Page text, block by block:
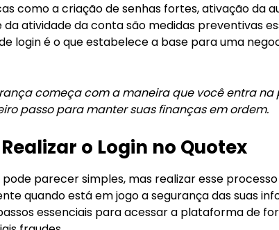
como a criação de senhas fortes, ativação da
atividade da conta são medidas preventivas
login é o que estabelece a base para uma
começa com a maneira que você entra
passo para manter suas finanças em ordem.
o Login no Quotex
pode parecer simples, mas realizar esse
quando está em jogo a segurança das suas
essenciais para acessar a plataforma de